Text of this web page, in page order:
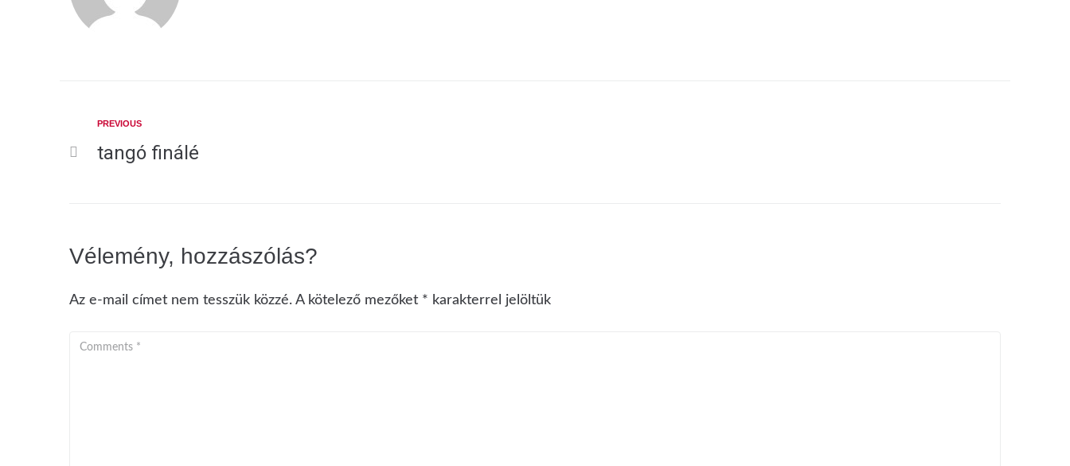
PREVIOUS
tangó finálé
Vélemény, hozzászólás?
Az e-mail címet nem tesszük közzé. A kötelező mezőket * karakterrel jelöltük